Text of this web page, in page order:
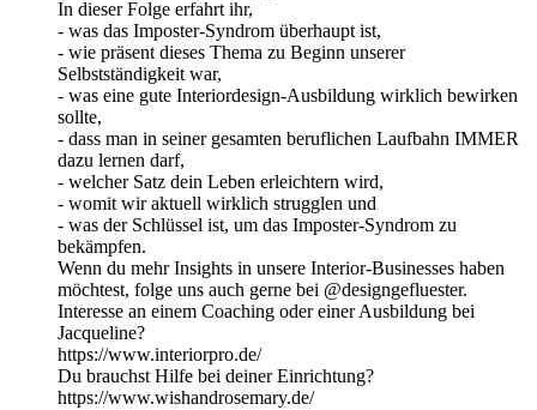
In dieser Folge erfahrt ihr,
- was das Imposter-Syndrom überhaupt ist,
- wie präsent dieses Thema zu Beginn unserer
Selbstständigkeit war,
- was eine gute Interiordesign-Ausbildung wirklich bewirken
sollte,
- dass man in seiner gesamten beruflichen Laufbahn IMMER
dazu lernen darf,
- welcher Satz dein Leben erleichtern wird,
- womit wir aktuell wirklich strugglen und
- was der Schlüssel ist, um das Imposter-Syndrom zu
bekämpfen.
Wenn du mehr Insights in unsere Interior-Businesses haben
möchtest, folge uns auch gerne bei @designgefluester.
Interesse an einem Coaching oder einer Ausbildung bei
Jacqueline?
https://www.interiorpro.de/
Du brauchst Hilfe bei deiner Einrichtung?
https://www.wishandrosemary.de/